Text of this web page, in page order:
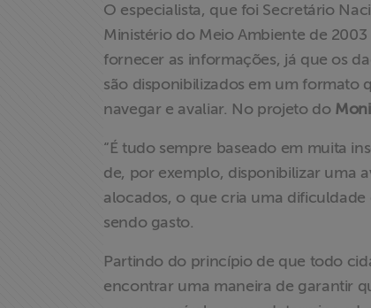
O especialista, que foi Secretário
Ministério do Meio Ambiente de
fornecer as informações, já que os
são disponibilizados em um formato
navegar e avaliar. No projeto do
“É tudo sempre baseado em muita
de, por exemplo, disponibilizar uma
alocados, o que cria uma
sendo gasto.
Partindo do princípio de que todo
encontrar uma maneira de garantir